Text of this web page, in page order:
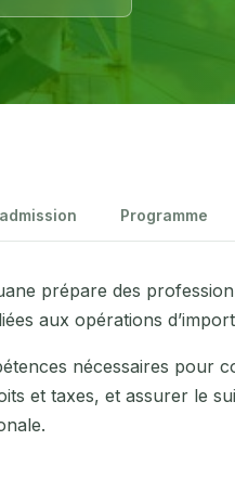
Programme
prépare des
aux opérations
nécessaires pour
et taxes, et assurer le